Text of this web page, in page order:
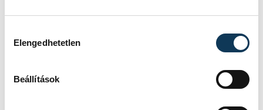
Elengedhetetlen
Beállítások